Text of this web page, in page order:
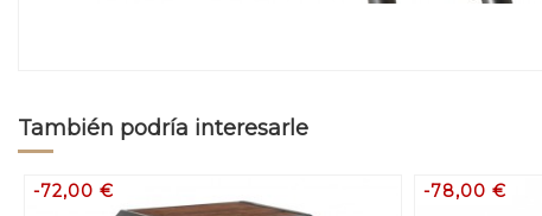
También podría interesarle
-72,00 € -78,00 €